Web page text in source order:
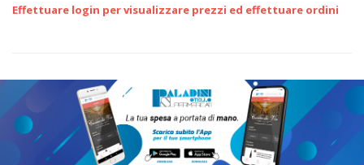
Effettuare login per visualizzare prezzi ed effettuare ordini